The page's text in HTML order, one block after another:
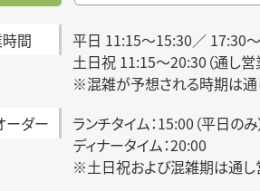
間
平日 11:15～15:30／ 17:30
土日祝 11:15～20:30（通し営
※混雑が予想される時期は通
ーダー
ランチタイム：15:00（平日のみ
ディナータイム：20:00
※土日祝および混雑期は通し